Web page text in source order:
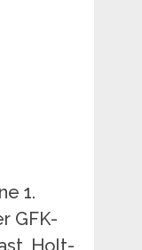
1.
GFK-
Holt-